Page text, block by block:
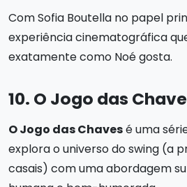
Com Sofia Boutella no papel
experiência cinematográfica
exatamente como Noé gosta.
10. O Jogo das
O Jogo das Chavesé uma
explora o universo do swing (a
casais) com uma abordagem